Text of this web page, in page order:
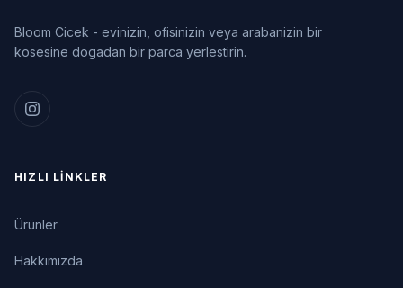
Bloom Cicek - evinizin, ofisinizin veya arabanizin bir
kosesine dogadan bir parca yerlestirin.
HIZLI LINKLER
Ürünler
Hakkımızda